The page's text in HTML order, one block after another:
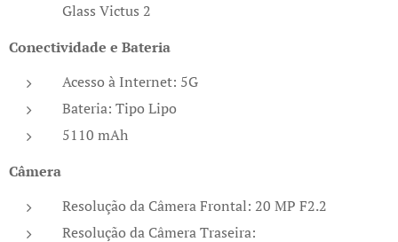
Glass Victus 2
Conectividade e Bateria
Acesso à Internet: 5G
Bateria: Tipo Lipo
5110 mAh
Câmera
Resolução da Câmera Frontal: 20 MP F2.2
Resolução da Câmera Traseira: